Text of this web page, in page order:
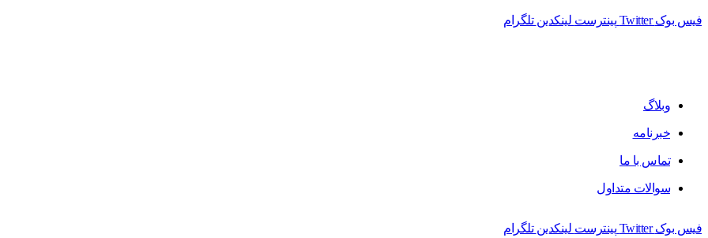
فیس بوک Twitter پینترست لینکدین تلگرام
وبلاگ
خبرنامه
تماس با ما
سوالات متداول
فیس بوک Twitter پینترست لینکدین تلگرام